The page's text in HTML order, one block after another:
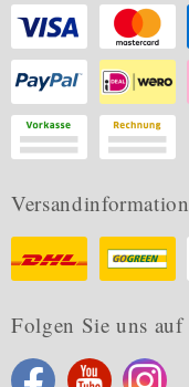
Versandinformation
Folgen Sie uns auf